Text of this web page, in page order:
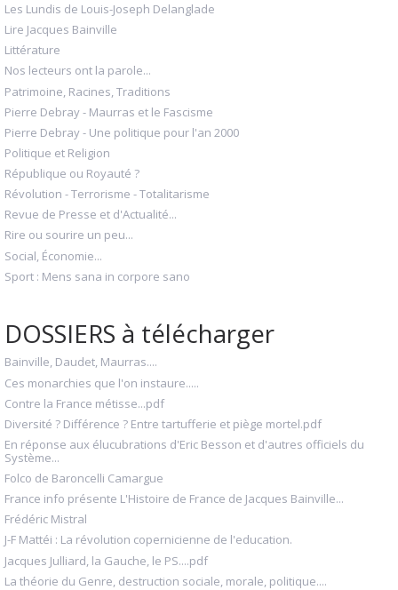
Les Lundis de Louis-Joseph Delanglade
Lire Jacques Bainville
Littérature
Nos lecteurs ont la parole...
Patrimoine, Racines, Traditions
Pierre Debray - Maurras et le Fascisme
Pierre Debray - Une politique pour l'an 2000
Politique et Religion
République ou Royauté ?
Révolution - Terrorisme - Totalitarisme
Revue de Presse et d'Actualité...
Rire ou sourire un peu...
Social, Économie...
Sport : Mens sana in corpore sano
DOSSIERS à télécharger
Bainville, Daudet, Maurras....
Ces monarchies que l'on instaure.....
Contre la France métisse...pdf
Diversité ? Différence ? Entre tartufferie et piège mortel.pdf
En réponse aux élucubrations d'Eric Besson et d'autres officiels du
Système...
Folco de Baroncelli Camargue
France info présente L'Histoire de France de Jacques Bainville...
Frédéric Mistral
J-F Mattéi : La révolution copernicienne de l'education.
Jacques Julliard, la Gauche, le PS....pdf
La théorie du Genre, destruction sociale, morale, politique....